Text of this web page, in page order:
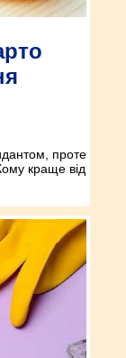
проте
краще від